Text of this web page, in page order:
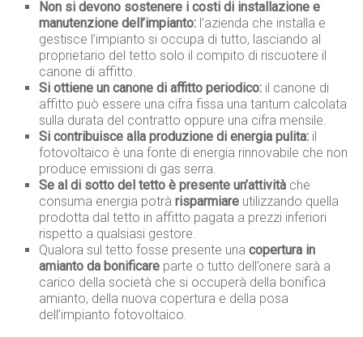
Non si devono sostenere i costi di installazione e
manutenzione dell’impianto: l’azienda che installa e
gestisce l’impianto si occupa di tutto, lasciando al
proprietario del tetto solo il compito di riscuotere il
canone di affitto.
Si ottiene un canone di affitto periodico: il canone di
affitto può essere una cifra fissa una tantum calcolata
sulla durata del contratto oppure una cifra mensile.
Si contribuisce alla produzione di energia pulita: il
fotovoltaico è una fonte di energia rinnovabile che non
produce emissioni di gas serra.
Se al di sotto del tetto è presente un’attività che
consuma energia potràrisparmiare utilizzando quella
prodotta dal tetto in affitto pagata a prezzi inferiori
rispetto a qualsiasi gestore.
Qualora sul tetto fosse presente unacopertura in
amianto da bonificare parte o tutto dell’onere sarà a
carico della società che si occuperà della bonifica
amianto, della nuova copertura e della posa
dell’impianto fotovoltaico.